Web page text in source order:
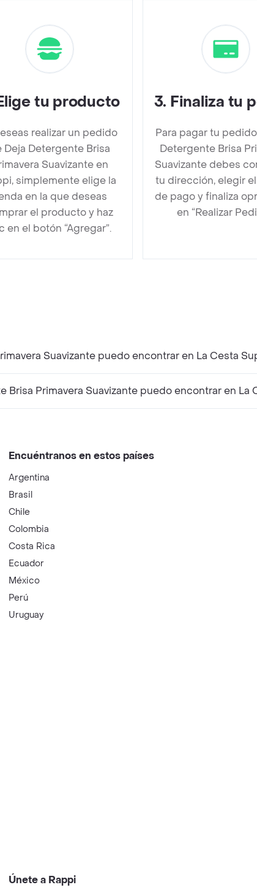
tu producto
realizar un pedido
Deja Detergente Brisa
Suavizante en
simplemente elige la
en la que deseas
el producto y haz
en el botón “Agregar”.
3. Finaliza tu
Para pagar tu
Detergente Brisa
Suavizante debes
tu dirección, elegir
de pago y finaliza
en “Realizar
Suavizante puedo encontrar en La Cesta
Primavera Suavizante puedo encontrar en La
Encuéntranos en estos países
Argentina
Brasil
Chile
Colombia
Costa Rica
Ecuador
México
Perú
Uruguay
Únete a Rappi